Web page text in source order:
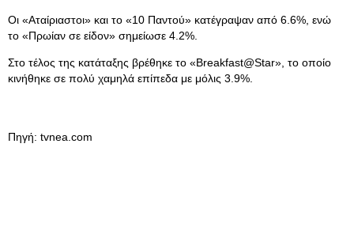
Οι «Αταίριαστοι» και το «10 Παντού» κατέγραψαν από 6.6%, ενώ
το «Πρωίαν σε είδον» σημείωσε 4.2%.
Στο τέλος της κατάταξης βρέθηκε το «Breakfast@Star», το οποίο
κινήθηκε σε πολύ χαμηλά επίπεδα με μόλις 3.9%.
Πηγή: tvnea.com